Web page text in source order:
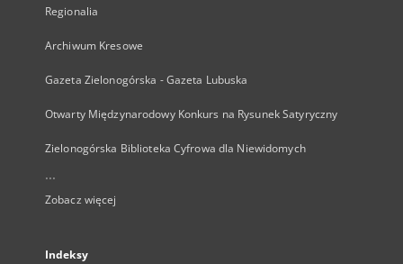
Regionalia
Archiwum Kresowe
Gazeta Zielonogórska - Gazeta Lubuska
Otwarty Międzynarodowy Konkurs na Rysunek Satyryczny
Zielonogórska Biblioteka Cyfrowa dla Niewidomych
...
Zobacz więcej
Indeksy